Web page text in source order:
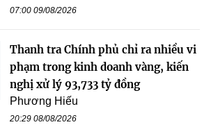
07:00 09/08/2026
Thanh tra Chính phủ chỉ ra nhiều vi
phạm trong kinh doanh vàng, kiến
nghị xử lý 93,733 tỷ đồng
Phương Hiếu
20:29 08/08/2026